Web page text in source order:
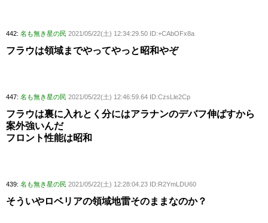
442: 名も無き星の民 2021/05/22(土) 12:34:29.50 ID:+CAbOFx8a
フラウは領域までやってやっと昭和やぞ
447: 名も無き星の民 2021/05/22(土) 12:46:59.64 ID:CzsLle2Cp
フラウは裏に入れとく分にはアラナンのデバフ伸ばすから
案外強いんだ
フロント性能は昭和
439: 名も無き星の民 2021/05/22(土) 12:28:04.23 ID:R2YmLDU60
そういやロベリアの領域地雷そのままなのか？